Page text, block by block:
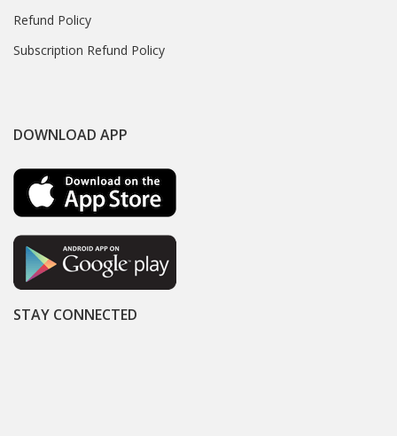
Refund Policy
Subscription Refund Policy
DOWNLOAD APP
STAY CONNECTED